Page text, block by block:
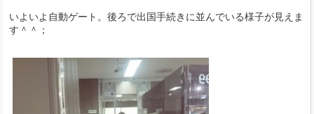
いよいよ自動ゲート。後ろで出国手続きに並んでいる様子が見えま
す＾＾；